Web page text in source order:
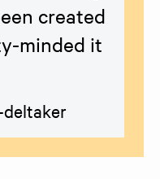
created
minded it
deltaker